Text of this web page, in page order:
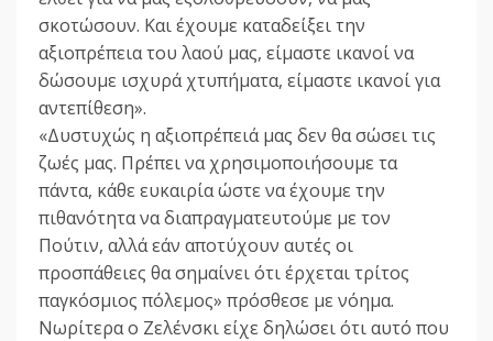
σκοτώσουν. Και έχουμε καταδείξει την
αξιοπρέπεια του λαού μας, είμαστε ικανοί να
δώσουμε ισχυρά χτυπήματα, είμαστε ικανοί για
αντεπίθεση».
«Δυστυχώς η αξιοπρέπειά μας δεν θα σώσει τις
ζωές μας. Πρέπει να χρησιμοποιήσουμε τα
πάντα, κάθε ευκαιρία ώστε να έχουμε την
πιθανότητα να διαπραγματευτούμε με τον
Πούτιν, αλλά εάν αποτύχουν αυτές οι
προσπάθειες θα σημαίνει ότι έρχεται τρίτος
παγκόσμιος πόλεμος» πρόσθεσε με νόημα.
Νωρίτερα ο Ζελένσκι είχε δηλώσει ότι αυτό που